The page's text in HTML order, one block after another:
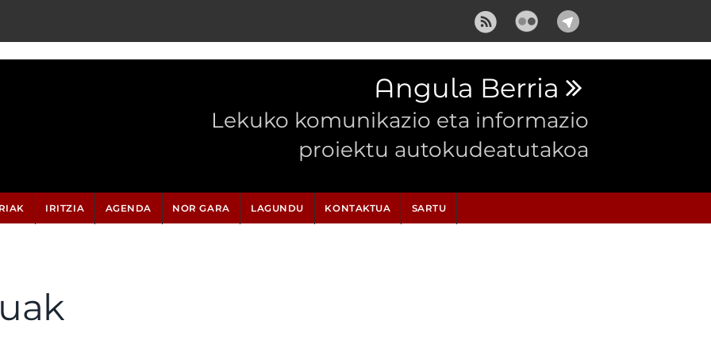
Angula Berria
Lekuko komunikazio eta informazio
proiektu autokudeatutakoa
IRITZIA AGENDA NOR GARA LAGUNDU KONTAKTUA SARTU